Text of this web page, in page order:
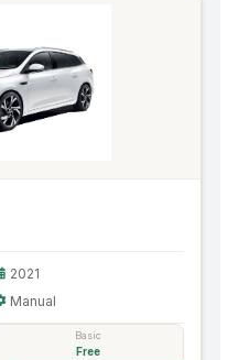
2021
Manual
Basic
Free